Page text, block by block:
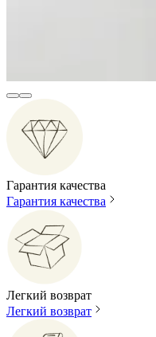
Гарантия качества
Гарантия качества
Легкий возврат
Легкий возврат